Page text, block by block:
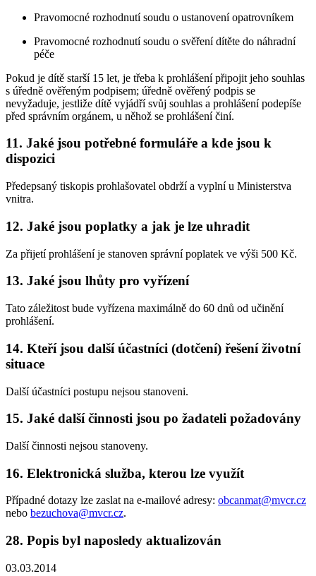
Pravomocné rozhodnutí soudu o ustanovení opatrovníkem
Pravomocné rozhodnutí soudu o svěření dítěte do náhradní
péče
Pokud je dítě starší 15 let, je třeba k prohlášení připojit jeho souhlas
s úředně ověřeným podpisem; úředně ověřený podpis se
nevyžaduje, jestliže dítě vyjádří svůj souhlas a prohlášení podepíše
před správním orgánem, u něhož se prohlášení činí.
11. Jaké jsou potřebné formuláře a kde jsou k
dispozici
Předepsaný tiskopis prohlašovatel obdrží a vyplní u Ministerstva
vnitra.
12. Jaké jsou poplatky a jak je lze uhradit
Za přijetí prohlášení je stanoven správní poplatek ve výši 500 Kč.
13. Jaké jsou lhůty pro vyřízení
Tato záležitost bude vyřízena maximálně do 60 dnů od učinění
prohlášení.
14. Kteří jsou další účastníci (dotčení) řešení životní
situace
Další účastníci postupu nejsou stanoveni.
15. Jaké další činnosti jsou po žadateli požadovány
Další činnosti nejsou stanoveny.
16. Elektronická služba, kterou lze využít
Případné dotazy lze zaslat na e-mailové adresy: obcanmat@mvcr.cz
nebo bezuchova@mvcr.cz.
28. Popis byl naposledy aktualizován
03.03.2014